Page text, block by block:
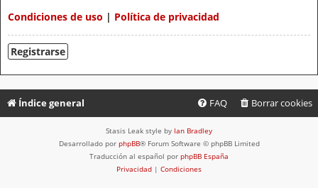
Condiciones de uso | Política de privacidad
Registrarse
Índice general Borrar cookies
FAQ
Stasis Leak style by Ian Bradley
Desarrollado por phpBB® Forum Software © phpBB Limited
Traducción al español por phpBB España
Privacidad | Condiciones